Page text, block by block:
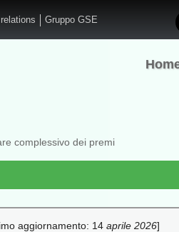
Gruppo GSE
complessivo dei premi
aggiornamento: 14 aprile 2026]